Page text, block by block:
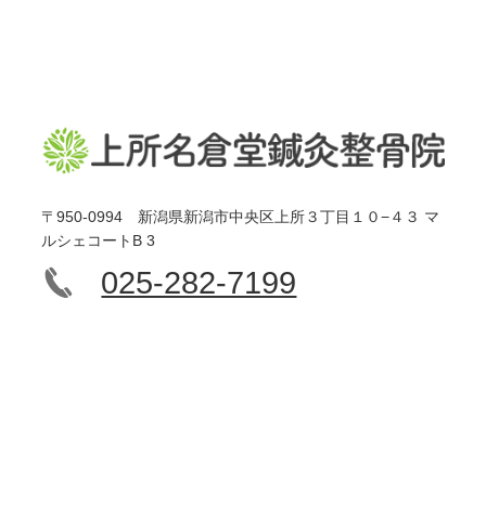
〒950-0994 新潟県新潟市中央区上所３丁目１０−４３ マ
ルシェコートB 3
025-282-7199